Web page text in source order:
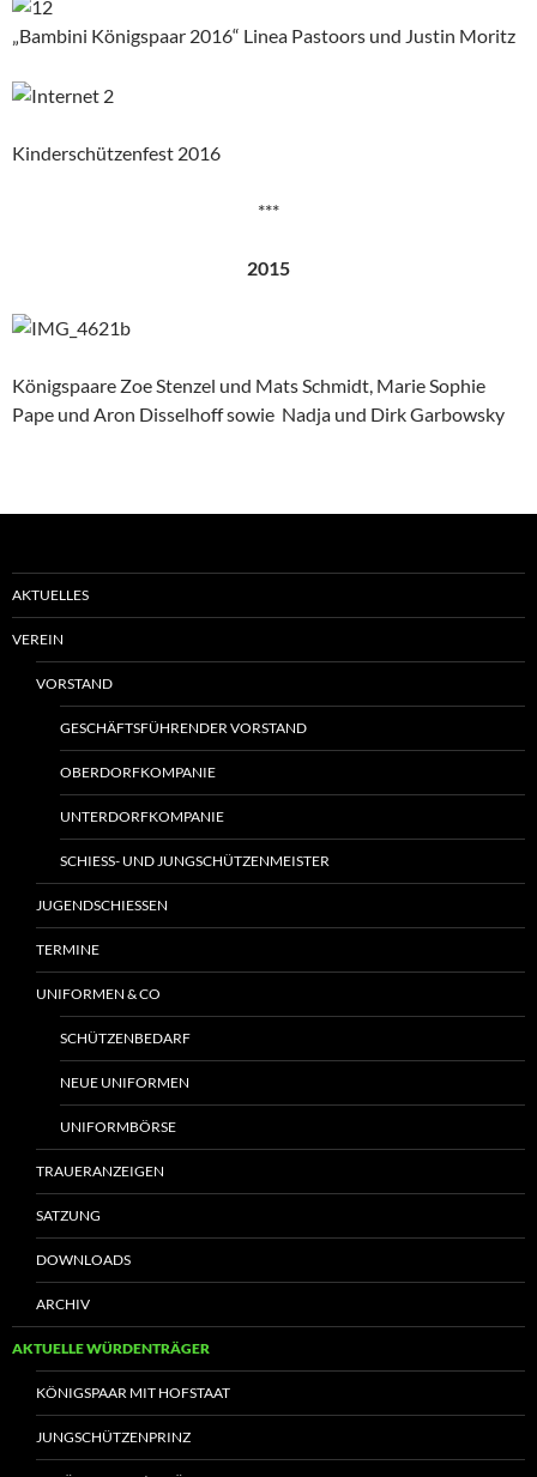
„Bambini Königspaar 2016“ Linea Pastoors und Justin Moritz
Kinderschützenfest 2016
***
2015
Königspaare Zoe Stenzel und Mats Schmidt, Marie Sophie
Pape und Aron Disselhoff sowie Nadja und Dirk Garbowsky
AKTUELLES
VEREIN
VORSTAND
GESCHÄFTSFÜHRENDER VORSTAND
OBERDORFKOMPANIE
UNTERDORFKOMPANIE
SCHIESS- UND JUNGSCHÜTZENMEISTER
JUGENDSCHIESSEN
TERMINE
UNIFORMEN & CO
SCHÜTZENBEDARF
NEUE UNIFORMEN
UNIFORMBÖRSE
TRAUERANZEIGEN
SATZUNG
DOWNLOADS
ARCHIV
AKTUELLE WÜRDENTRÄGER
KÖNIGSPAAR MIT HOFSTAAT
JUNGSCHÜTZENPRINZ